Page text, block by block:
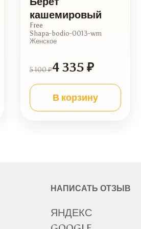
кашемировый
Free
Shapa-bodio-0013-wm
Женское
5 100 ₽4 335 ₽
В корзину
НАПИСАТЬ ОТЗЫВ
ЯНДЕКС